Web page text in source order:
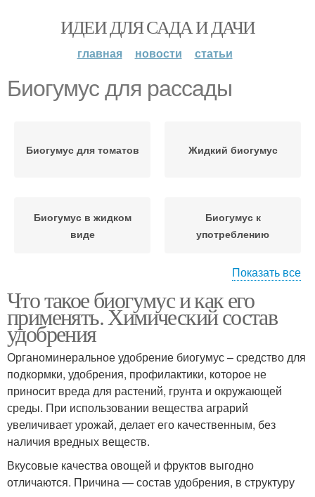
ИДЕИ ДЛЯ САДА И ДАЧИ
главная новости статьи
Биогумус для рассады
Биогумус для томатов Жидкий биогумус
Биогумус в жидком
виде
Биогумус к
употреблению
Биогумус на даче
комнатных растений
Показать все
Что такое биогумус и как его
применять. Химический состав
удобрения
Органоминеральное удобрение биогумус – средство для
подкормки, удобрения, профилактики, которое не
приносит вреда для растений, грунта и окружающей
среды. При использовании вещества аграрий
увеличивает урожай, делает его качественным, без
наличия вредных веществ.
Вкусовые качества овощей и фруктов выгодно
отличаются. Причина — состав удобрения, в структуру